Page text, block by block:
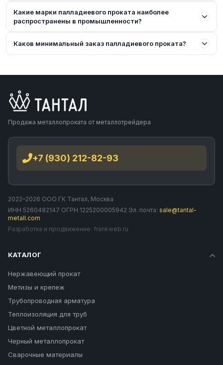
Какие марки палладиевого проката наиболее
распространены в промышленности?
Каков минимальный заказ палладиевого проката?
Продажа металлопроката от металлотрейдера
+7 (930) 212-82-93
2022–2026 ООО ГК Тантал, Москва
ИНН 5260482147 ОГРН 1225200005942 Эл. почта: sale@tantal-
metall.com
Разработка и продвижение: frankweb.ru
КАТАЛОГ
Нержавеющий прокат
Метизы и крепеж
Трубопроводная арматура
Теплоизоляция для труб
Цветной металлопрокат
Черный металлопрокат
Сварочные материалы